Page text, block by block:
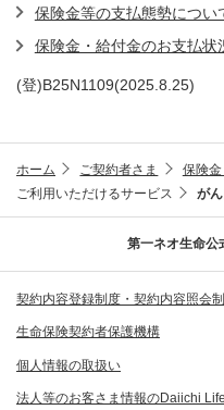
保険金等の支払態勢につい
保険金・給付金のお支払状
(登)B25N1109(2025.8.25)
ホーム ご契約者さま
保険
ご利用いただけるサービス
が
第一ネオ生命公
契約内容登録制度・契約内容照会
生命保険契約者保護機構
個人情報の取扱い
法人等のお客さま情報のDaiichi